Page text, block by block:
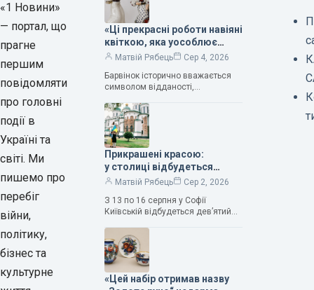
«1 Новини»
— портал, що
прагне
першим
повідомляти
про головні
події в
Україні та
світі. Ми
пишемо про
перебіг
війни,
політику,
бізнес та
культурне
«Ці прекрасні роботи навіяні
квіткою, яка уособлює
нескінченне кохання», —
Людмила Карпінська-
Романюк
Матвій Рябець
Сер 4, 2026
Барвінок історично вважається
символом відданості,
та тривалого подружнього союзу.
Саме тому ця рослина надихала і
продовжує надихати митців на
Прикрашені красою:
у столиці відбудеться
дев’ятий фестиваль
Матвій Рябець
Сер 2, 2026
З 13 по 16 серпня у Софії
Київській відбудеться дев’ятий
мистецтв Bouquet Kyiv Stage. Ця
подія традиційно…
«Цей набір отримав назву